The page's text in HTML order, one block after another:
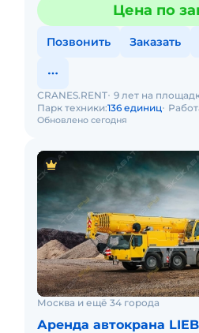
Цена по
Позвонить Заказать
Обновлено сегодня
CRANES.RENT 9 лет на
Парк техники:136 единиц
Москва и ещё 34 города
Аренда автокрана